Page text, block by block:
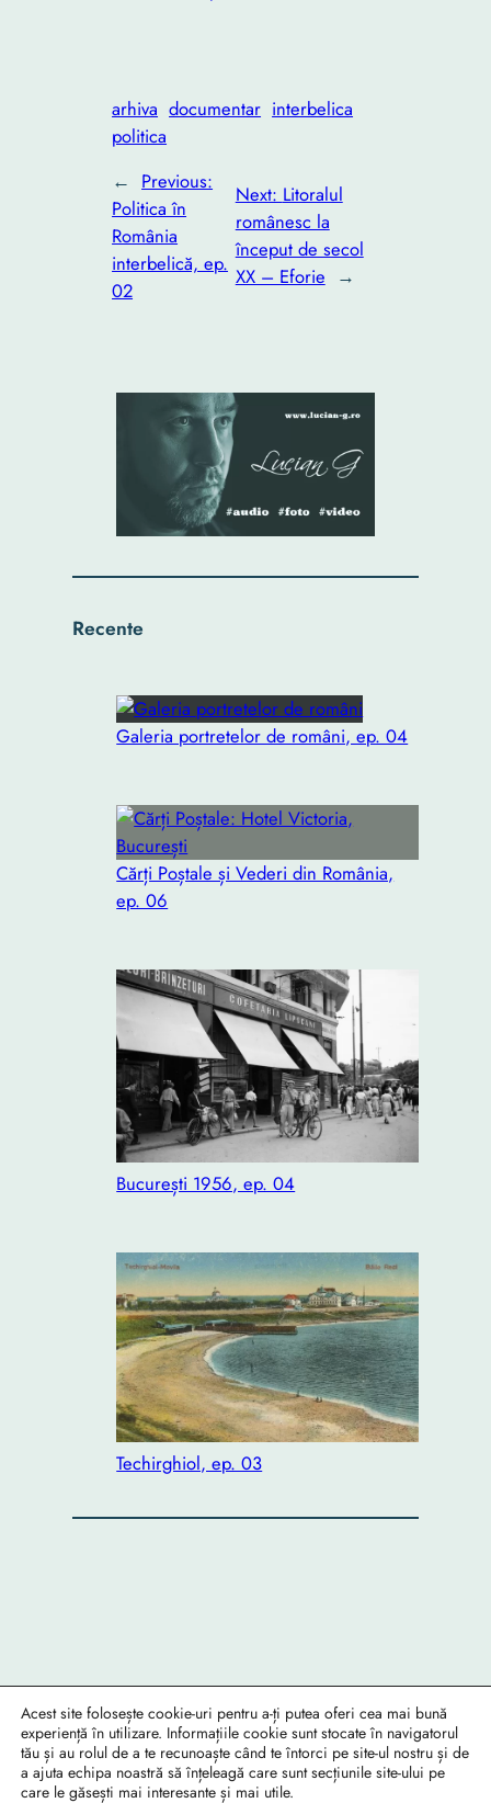
arhiva documentar interbelica
politica
← Previous:
Politica în
România
interbelică, ep.
02
Next: Litoralul
românesc la
început de secol
XX – Eforie →
Recente
Galeria portretelor de români, ep. 04
Cărți Poștale și Vederi din România,
ep. 06
București 1956, ep. 04
Techirghiol, ep. 03
Acest site folosește cookie-uri pentru a-ți putea oferi cea mai bună
experiență în utilizare. Informațiile cookie sunt stocate în navigatorul
tău și au rolul de a te recunoaște când te întorci pe site-ul nostru și de
a ajuta echipa noastră să înțeleagă care sunt secțiunile site-ului pe
care le găsești mai interesante și mai utile.